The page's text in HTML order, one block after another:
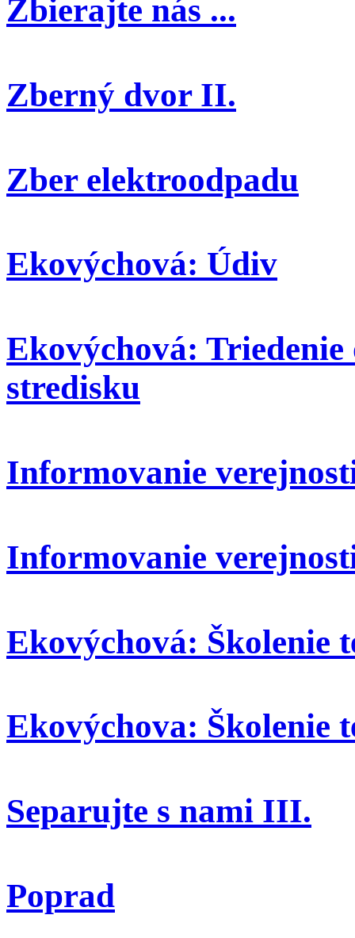
Zbierajte nás ...
Zberný dvor II.
Zber elektroodpadu
Ekovýchová: Údiv
Ekovýchová:
stredisku
Informovanie
Informovanie
Ekovýchová: Školenie
Ekovýchova: Školenie
Separujte s nami III.
Poprad